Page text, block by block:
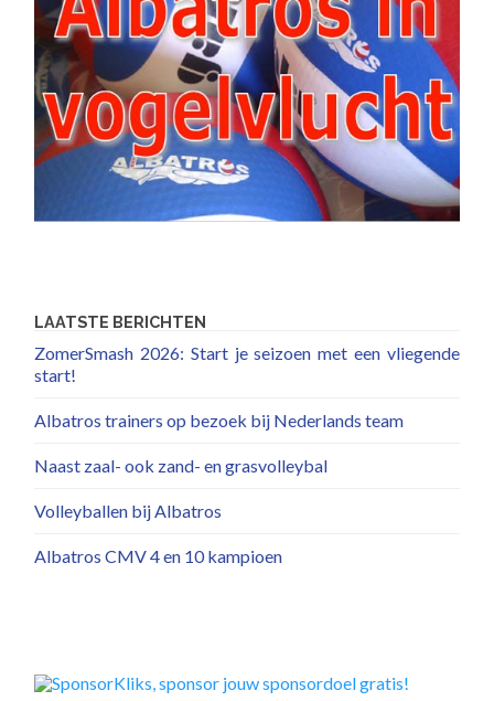
LAATSTE BERICHTEN
ZomerSmash 2026: Start je seizoen met een vliegende
start!
Albatros trainers op bezoek bij Nederlands team
Naast zaal- ook zand- en grasvolleybal
Volleyballen bij Albatros
Albatros CMV 4 en 10 kampioen